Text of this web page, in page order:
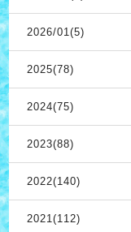
2026/01(5)
2025(78)
2024(75)
2023(88)
2022(140)
2021(112)